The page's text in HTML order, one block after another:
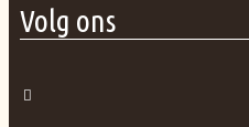
Volg ons